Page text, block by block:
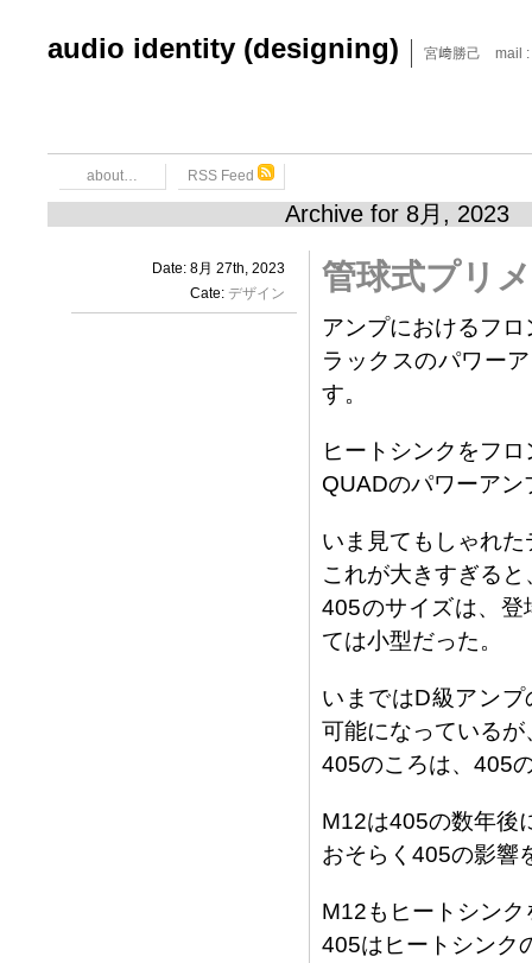
audio identity (designing) 宮﨑勝己 mail :
about… RSS Feed
Archive for 8月, 2023
Date: 8月 27th, 2023
Cate: デザイン 管球式プリ
アンプにおけるフ
ラックスのパワー
す。
ヒートシンクをフ
QUADのパワーア
いま見てもしゃれ
これが大きすぎる
405のサイズは、
ては小型だった。
いまではD級アン
可能になっているが
405のころは、405
M12は405の数年後
おそらく405の影響
M12もヒートシン
405はヒートシンク